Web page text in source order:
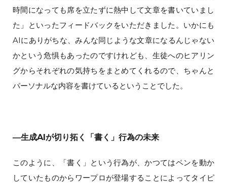
時間になっても席を立たずに熱中して文章を書いていまし
た」といったフィードバックをいただきました。いかにも
AIにありがちな、みんな同じような文章になるんじゃない
かという危惧もあったのですけれども、生徒へのヒアリン
グからそれぞれの気持ちをまとめてくれるので、ちゃんと
パーソナルな内容を書けているということでした。
―生成AIが切り拓く「書く」行為の未来
このように、「書く」という行為が、かつてはペンを動か
していたものからワープロが登場することによってタイピ